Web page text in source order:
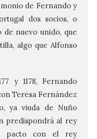
de Fernando y
dos socios, o
nuevo unido, que
algo que Alfonso
y 1178, Fernando
Teresa Fernández
ya viuda de Nuño
predispondrá al rey
pacto con el rey